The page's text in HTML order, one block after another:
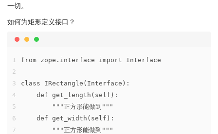
一切。
如何为矩形定义接口？
1
2
3
4
5
6
7
from zope.interface import Interface
class IRectangle(Interface):
    def get_length(self):
        """正方形能做到"""
    def get_width(self):
        """正方形能做到"""